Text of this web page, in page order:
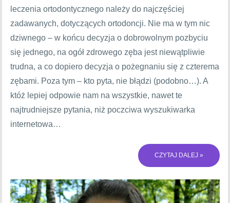
leczenia ortodontycznego należy do najczęściej
zadawanych, dotyczących ortodoncji. Nie ma w tym nic
dziwnego – w końcu decyzja o dobrowolnym pozbyciu
się jednego, na ogół zdrowego zęba jest niewątpliwie
trudna, a co dopiero decyzja o pożegnaniu się z czterema
zębami. Poza tym – kto pyta, nie błądzi (podobno…). A
któż lepiej odpowie nam na wszystkie, nawet te
najtrudniejsze pytania, niż poczciwa wyszukiwarka
internetowa…
CZYTAJ DALEJ »